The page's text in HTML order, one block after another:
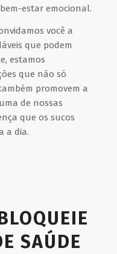
estar emocional.
você a
que podem
estamos
que não só
promovem a
de nossas
que os sucos
a dia.
SAÚDE